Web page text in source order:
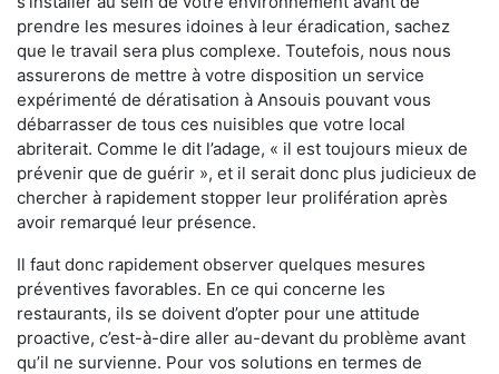
prendre les mesures idoines à leur éradication, sachez
que le travail sera plus complexe. Toutefois, nous nous
assurerons de mettre à votre disposition un service
expérimenté de dératisation à Ansouis pouvant vous
débarrasser de tous ces nuisibles que votre local
abriterait. Comme le dit l’adage, « il est toujours mieux de
prévenir que de guérir », et il serait donc plus judicieux de
chercher à rapidement stopper leur prolifération après
avoir remarqué leur présence.
Il faut donc rapidement observer quelques mesures
préventives favorables. En ce qui concerne les
restaurants, ils se doivent d’opter pour une attitude
proactive, c’est-à-dire aller au-devant du problème avant
qu’il ne survienne. Pour vos solutions en termes de